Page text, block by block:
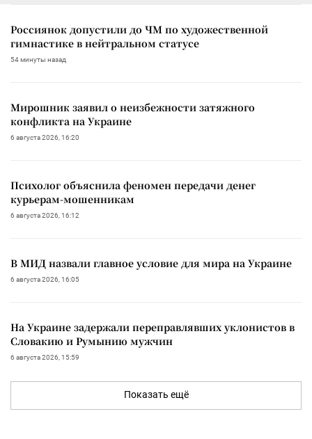
Россиянок допустили до ЧМ по художественной
гимнастике в нейтральном статусе
54 минуты назад
Мирошник заявил о неизбежности затяжного
конфликта на Украине
6 августа 2026, 16:20
Психолог объяснила феномен передачи денег
курьерам-мошенникам
6 августа 2026, 16:12
В МИД назвали главное условие для мира на Украине
6 августа 2026, 16:05
На Украине задержали переправлявших уклонистов в
Словакию и Румынию мужчин
6 августа 2026, 15:59
Показать ещё